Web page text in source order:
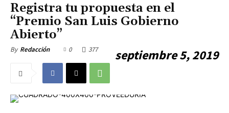
Registra tu propuesta en el
“Premio San Luis Gobierno
Abierto”
By Redacción septiembre 5, 2019
0 377